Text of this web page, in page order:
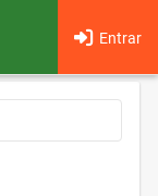
Entrar